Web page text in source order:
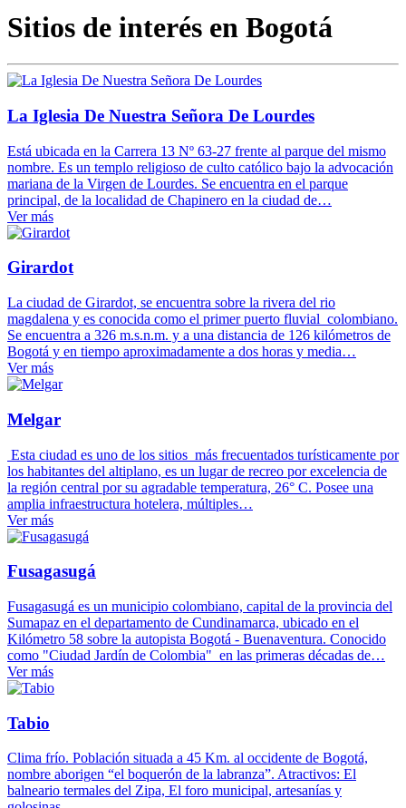
Sitios de interés en Bogotá
La Iglesia De Nuestra Señora De Lourdes
Está ubicada en la Carrera 13 Nº 63-27 frente al parque del mismo
nombre. Es un templo religioso de culto católico bajo la advocación
mariana de la Virgen de Lourdes. Se encuentra en el parque
principal, de la localidad de Chapinero en la ciudad de…
Ver más
Girardot
La ciudad de Girardot, se encuentra sobre la rivera del rio
magdalena y es conocida como el primer puerto fluvial colombiano.
Se encuentra a 326 m.s.n.m. y a una distancia de 126 kilómetros de
Bogotá y en tiempo aproximadamente a dos horas y media…
Ver más
Melgar
Esta ciudad es uno de los sitios más frecuentados turísticamente por
los habitantes del altiplano, es un lugar de recreo por excelencia de
la región central por su agradable temperatura, 26° C. Posee una
amplia infraestructura hotelera, múltiples…
Ver más
Fusagasugá
Fusagasugá es un municipio colombiano, capital de la provincia del
Sumapaz en el departamento de Cundinamarca, ubicado en el
Kilómetro 58 sobre la autopista Bogotá - Buenaventura. Conocido
como "Ciudad Jardín de Colombia" en las primeras décadas de…
Ver más
Tabio
Clima frío. Población situada a 45 Km. al occidente de Bogotá,
nombre aborigen “el boquerón de la labranza”. Atractivos: El
balneario termales del Zipa, El foro municipal, artesanías y